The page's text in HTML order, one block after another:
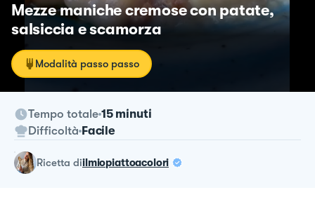
Mezze maniche cremose con patate,
salsiccia e scamorza
Modalità passo passo
Tempo totale 15 minuti
Difficoltà Facile
ricetta diilmiopiattoacolori